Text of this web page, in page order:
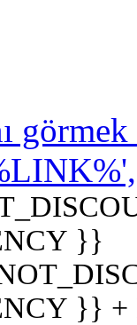
}}
}}